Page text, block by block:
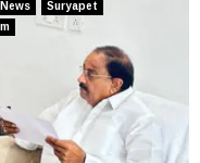
Suryapet